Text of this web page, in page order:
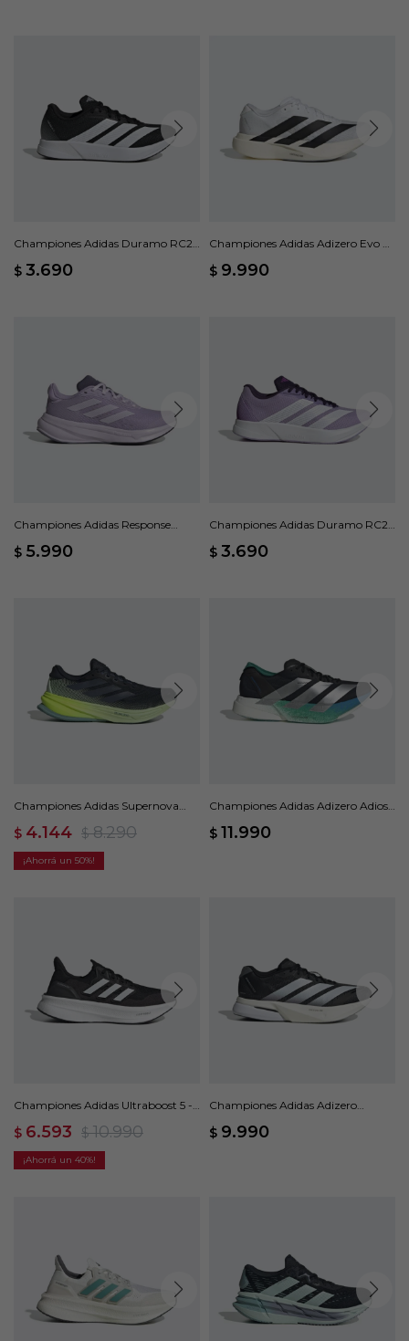
Championes Adidas Duramo RC2 -
$ 3.690
Championes Adidas Adizero Evo SL
$ 9.990
Championes Adidas Response
$ 5.990
Championes Adidas Duramo RC2 -
$ 3.690
Championes Adidas Supernova
$ 4.144 $ 8.290
50
Championes Adidas Adizero Adios
$ 11.990
Championes Adidas Ultraboost 5 -
$ 6.593 $ 10.990
40
Championes Adidas Adizero
$ 9.990